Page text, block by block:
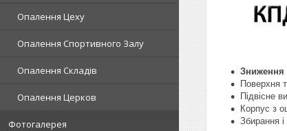
Опалення Цеху
Опалення Спортивного Залу
Опалення Складів
Опалення Церков
Фотогалерея
Зниження
Поверхня
Підвісне
Корпус з
Збирання